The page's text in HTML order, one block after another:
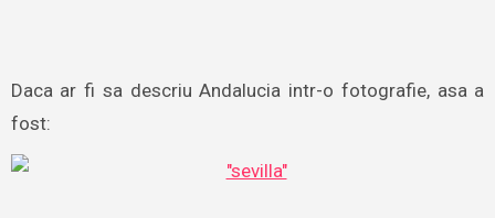
Daca ar fi sa descriu Andalucia intr-o fotografie, asa a
fost: